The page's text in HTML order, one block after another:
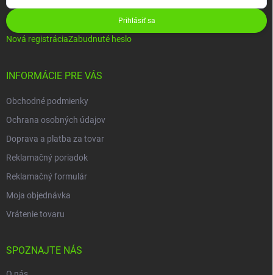
Prihlásiť sa
Nová registráciaZabudnuté heslo
INFORMÁCIE PRE VÁS
Obchodné podmienky
Ochrana osobných údajov
Doprava a platba za tovar
Reklamačný poriadok
Reklamačný formulár
Moja objednávka
Vrátenie tovaru
SPOZNAJTE NÁS